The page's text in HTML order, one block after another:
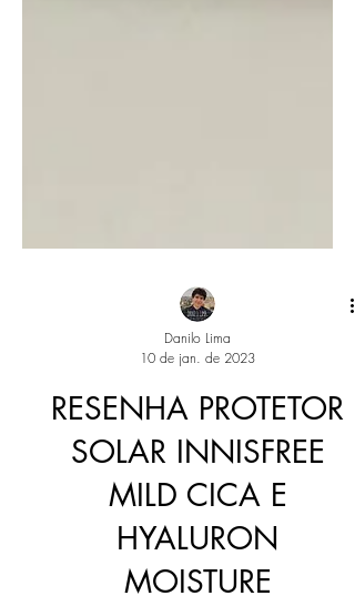
10 de jan. de 2023
RESENHA PROTETOR
SOLAR INNISFREE
MILD CICA E